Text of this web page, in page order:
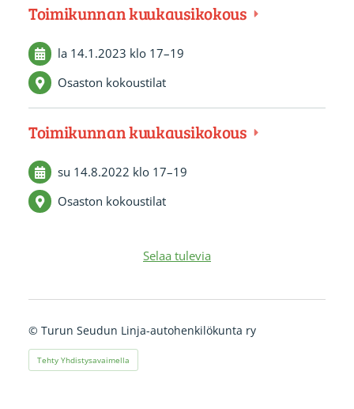
Toimikunnan kuukausikokous
la 14.1.2023 klo 17–19
Osaston kokoustilat
Toimikunnan kuukausikokous
su 14.8.2022 klo 17–19
Osaston kokoustilat
Selaa tulevia
© Turun Seudun Linja-autohenkilökunta ry
Tehty Yhdistysavaimella